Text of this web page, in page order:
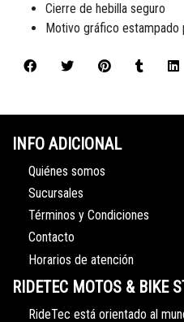
Cierre de hebilla seguro
Motivo gráfico estampado
INFO ADICIONAL
Quiénes somos
Sucursales
Términos y Condiciones
Contacto
Horarios de atención
RIDETEC MOTOS & BIKE
RideTec está orientado al